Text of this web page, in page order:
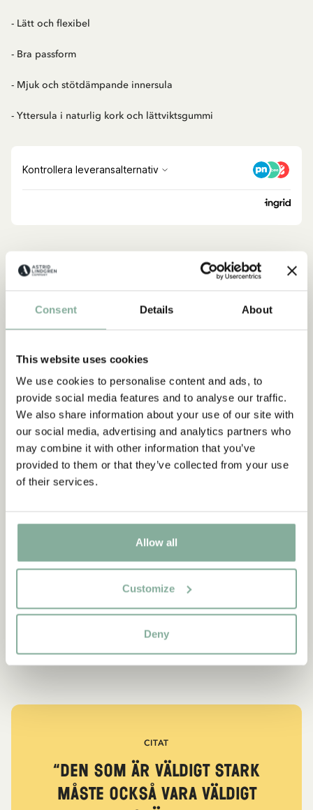
Consent Details About
This website uses cookies
We use cookies to personalise content and ads, to
provide social media features and to analyse our traffic.
We also share information about your use of our site with
our social media, advertising and analytics partners who
may combine it with other information that you’ve
provided to them or that they’ve collected from your use
of their services.
Allow all
Customize
Deny
- Lätt och flexibel
- Bra passform
- Mjuk och stötdämpande innersula
- Yttersula i naturlig kork och lättviktsgummi
Upptäck mer från Pippi Långstrump
KOSTYMER & MASKERAD
TRÖJOR & T-SHIRTS SOVKLÄDER
CITAT
“Den som är väldigt stark
måste också vara väldigt